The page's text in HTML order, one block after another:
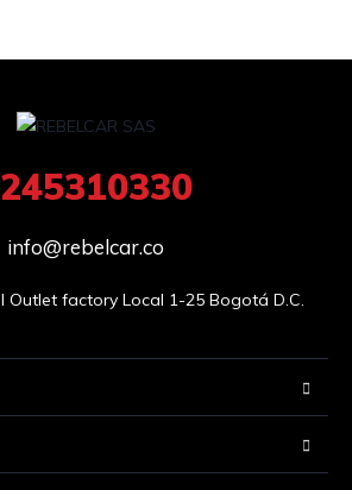
info@rebelcar.co
Outlet factory Local 1-25 Bogotá D.C.